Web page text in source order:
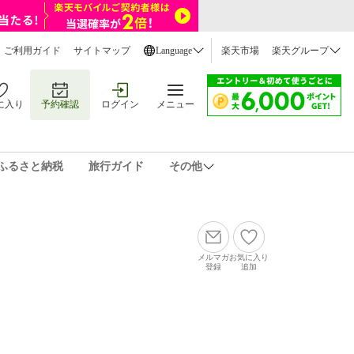
ご利用ガイド サイトマップ Language 楽天市場 楽天グループ
入り 予約確認 ログイン メニュー
るさと納税 旅行ガイド その他
メルマガ
登録
お気に入り
追加